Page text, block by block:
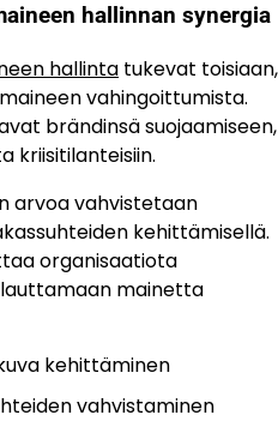
hallinnan synergia
hallinta tukevat toisiaan,
vahingoittumista.
brändinsä suojaamiseen,
kriisitilanteisiin.
arvoa vahvistetaan
kehittämisellä.
organisaatiota
mainetta
kehittäminen
vahvistaminen